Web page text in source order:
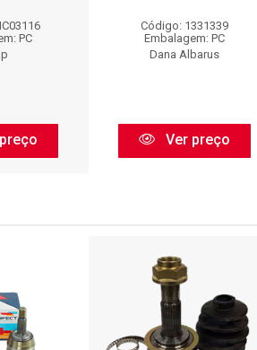
PC
Código: 1331339
Embalagem: PC
Dana Albarus
Ver preço